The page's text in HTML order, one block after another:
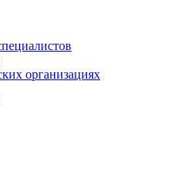
организациях